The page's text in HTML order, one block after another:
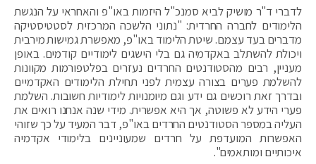
לדברי ד"ר מושיק לביא סמנכ"ל היזמות באו"פ והאחראי על הנגשת
הלימודים לחברה החרדית: "נתוני הלשכה המרכזית לסטטיסטיקה
מדברים בעד עצמם. שיטת הלימוד באו"פ, מאפשרת גמישות מירבית
ויכולת להשתלב באקדמיה גם בלי הישגים לימודיים קודמים. באופן
מעניין, רבים מהסטודנטים החרדים נעזרים בפלטפורמות מקוונות
להשלמת פערים בצורה עצמית לפני תחילת הלימודים האקדמיים
ובדרך זאת רוכשים גם ידע וגם מיומנויות לימודיות חשובות. השלמת
פערי הידע לא פשוטה, אך היא אפשרית. מידי שנה אנחנו רואים את
העליה במספר הסטודנטים החרדים באו"פ, דבר המעיד על כך שזוהי
האפשרות המועדפת על חרדים שמעוניינים בלימודי אקדמיה
איכותיים ומותאמים".